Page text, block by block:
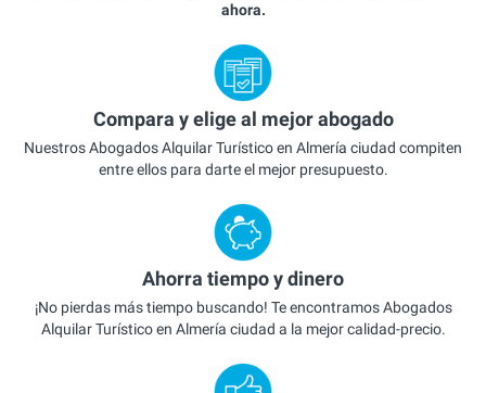
ahora.
Compara y elige al mejor abogado
Nuestros Abogados Alquilar Turístico en Almería ciudad compiten
entre ellos para darte el mejor presupuesto.
Ahorra tiempo y dinero
¡No pierdas más tiempo buscando! Te encontramos Abogados
Alquilar Turístico en Almería ciudad a la mejor calidad-precio.